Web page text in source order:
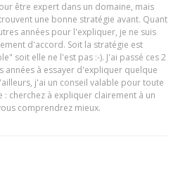
être expert dans un domaine, mais
une bonne stratégie avant. Quant
années pour l'expliquer, je ne suis
d'accord. Soit la stratégie est
soit elle ne l'est pas :-). J'ai passé ces 2
années à essayer d'expliquer quelque
j'ai un conseil valable pour toute
: cherchez à expliquer clairement à un
comprendrez mieux.